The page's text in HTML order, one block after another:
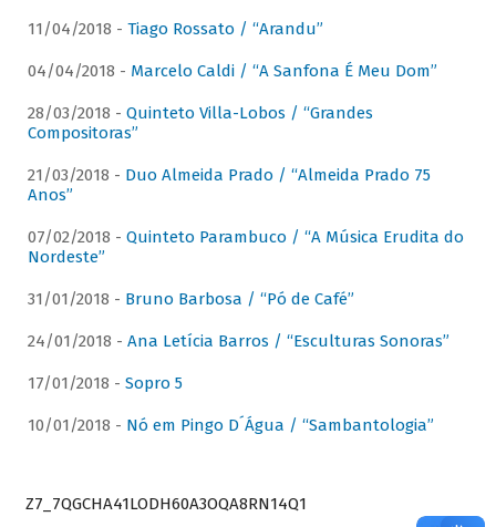
11/04/2018 - Tiago Rossato / “Arandu”
04/04/2018 - Marcelo Caldi / “A Sanfona É Meu Dom”
28/03/2018 - Quinteto Villa-Lobos / “Grandes
Compositoras”
21/03/2018 - Duo Almeida Prado / “Almeida Prado 75
Anos”
07/02/2018 - Quinteto Parambuco / “A Música Erudita do
Nordeste”
31/01/2018 - Bruno Barbosa / “Pó de Café”
24/01/2018 - Ana Letícia Barros / “Esculturas Sonoras”
17/01/2018 - Sopro 5
10/01/2018 - Nó em Pingo D´Água / “Sambantologia”
Z7_7QGCHA41LODH60A3OQA8RN14Q1